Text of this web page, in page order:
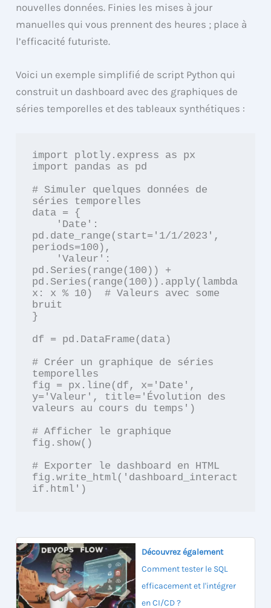
nouvelles données. Finies les mises à jour
manuelles qui vous prennent des heures ; place à
l’efficacité futuriste.
Voici un exemple simplifié de script Python qui
construit un dashboard avec des graphiques de
séries temporelles et des tableaux synthétiques :
import plotly.express as px
import pandas as pd
# Simuler quelques données de
séries temporelles
data = {
pd.date_range(start='1/1/2023',
periods=100),
pd.Series(range(100)) +
pd.Series(range(100)).apply(lambda
x: x % 10)  # Valeurs avec some
bruit
}
df = pd.DataFrame(data)
# Créer un graphique de séries
temporelles
fig = px.line(df, x='Date',
y='Valeur', title='Évolution des
valeurs au cours du temps')
# Afficher le graphique
fig.show()
# Exporter le dashboard en HTML
fig.write_html('dashboard_interact
Découvrez également
Comment tester le SQL
efficacement et l'intégrer
en CI/CD ?